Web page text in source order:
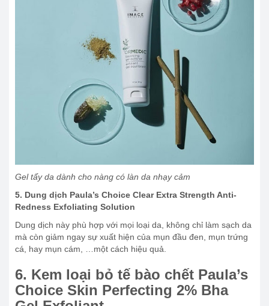
Gel tẩy da dành cho nàng có làn da nhạy cảm
5. Dung dịch Paula’s Choice Clear Extra Strength Anti-
Redness Exfoliating Solution
Dung dịch này phù hợp với mọi loại da, không chỉ làm sạch da
mà còn giảm ngay sự xuất hiện của mụn đầu đen, mụn trứng
cá, hay mụn cám, …một cách hiệu quả.
6. Kem loại bỏ tế bào chết Paula’s
Choice Skin Perfecting 2% Bha